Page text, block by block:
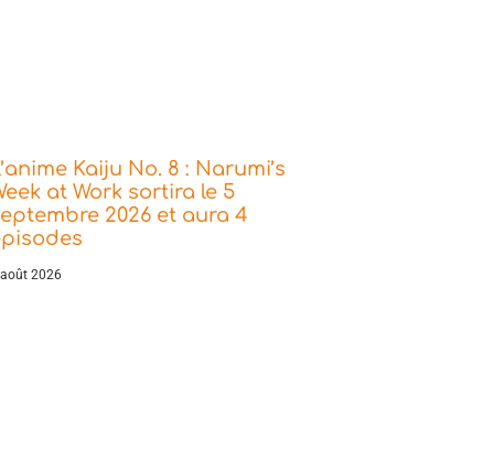
Kaiju No. 8 : Narumi’s
at Work sortira le 5
2026 et aura 4
2026